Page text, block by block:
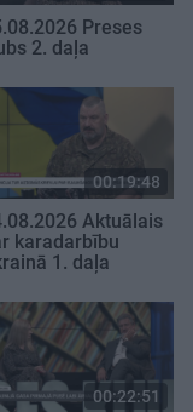
00:19:34
klubs 1.
Preses
2. daļa
00:19:48
Aktuālais
karadarbību
1. daļa
00:22:51